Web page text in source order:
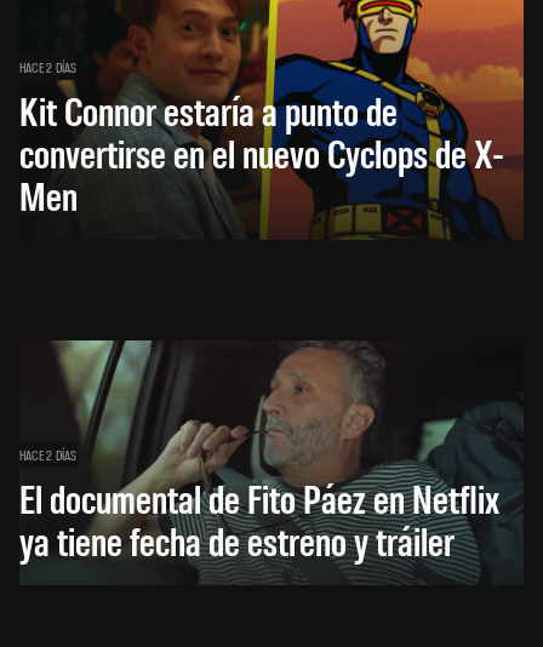
HACE 2 DÍAS
Kit Connor estaría a punto de
convertirse en el nuevo Cyclops de X-
Men
HACE 2 DÍAS
El documental de Fito Páez en Netflix
ya tiene fecha de estreno y tráiler